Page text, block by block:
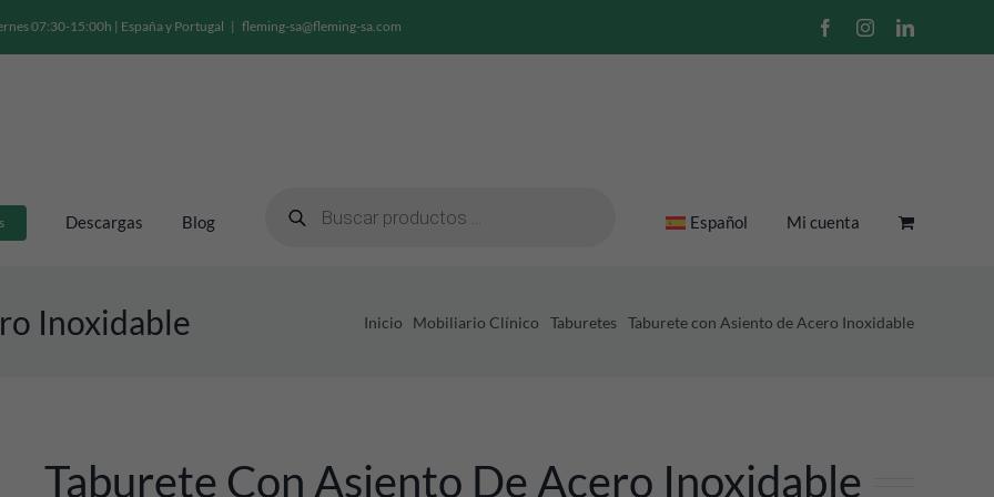
07:30-15:00h | España y Portugal | fleming-sa@fleming-sa.com FacebookInstagramLinkedIn
Descargas Blog
productos
Español Mi cuenta
Inoxidable Inicio Mobiliario Clínico Taburetes Taburete con Asiento de Acero Inoxidable
Taburete Con Asiento De Acero Inoxidable